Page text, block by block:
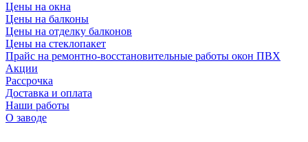
Цены на окна
Цены на балконы
Цены на отделку балконов
Цены на стеклопакет
Прайс на ремонтно-восстановительные работы окон ПВХ
Акции
Рассрочка
Доставка и оплата
Наши работы
О заводе